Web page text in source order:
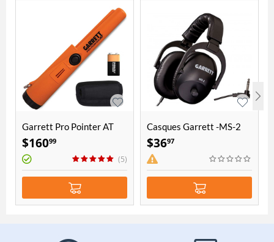
Garrett Pro Pointer AT
$16099
(5)
Casques Garrett -MS-2
(1/4 po)
$3697